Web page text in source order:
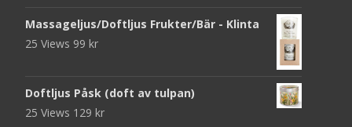
Massageljus/Doftljus Frukter/Bär - Klinta
25 Views 99 kr
Doftljus Påsk (doft av tulpan)
25 Views 129 kr